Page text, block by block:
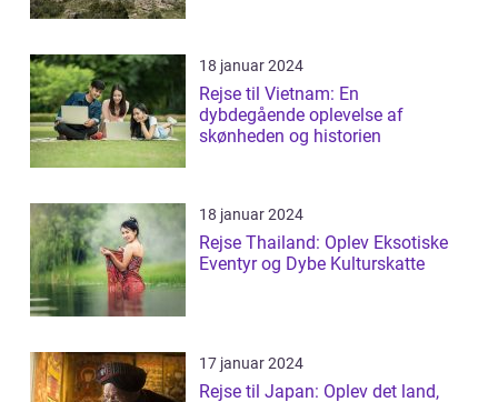
18 januar 2024
Rejse til Vietnam: En
dybdegående oplevelse af
skønheden og historien
18 januar 2024
Rejse Thailand: Oplev Eksotiske
Eventyr og Dybe Kulturskatte
17 januar 2024
Rejse til Japan: Oplev det land,